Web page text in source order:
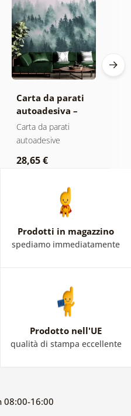
Carta da parati
autoadesiva –
Foresta nella
nebbia
Carta da parati
autoadesive
28,65 €
Prodotti in magazzino
spediamo immediatamente
Prodotto nell'UE
qualità di stampa eccellente
08:00-16:00